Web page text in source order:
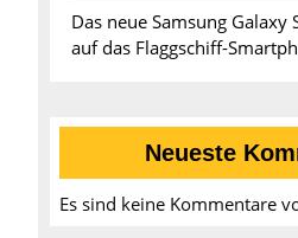
Das neue Samsung Galaxy
auf das Flaggschiff-
Neueste
Es sind keine Kommentare